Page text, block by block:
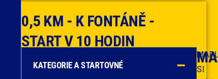
0,5 KM - K FONTÁNĚ -
START V 10 HODIN
KATEGORIE A STARTOVNÉ
SI